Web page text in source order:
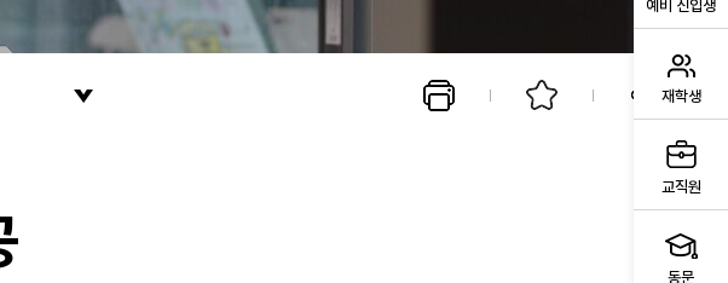
예비 신입생
재학생
교직원
동문